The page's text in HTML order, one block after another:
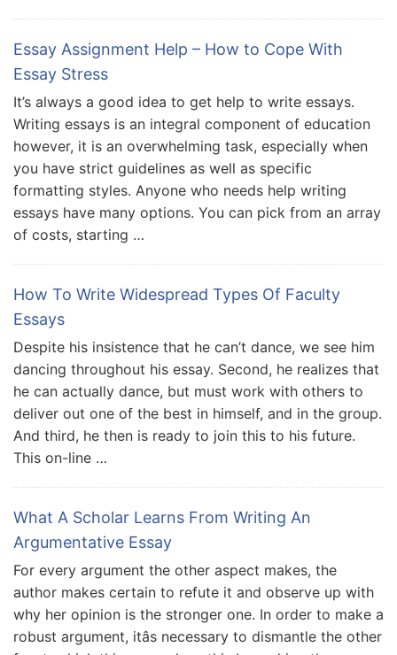
Essay Assignment Help – How to Cope With
Essay Stress
It’s always a good idea to get help to write essays.
Writing essays is an integral component of education
however, it is an overwhelming task, especially when
you have strict guidelines as well as specific
formatting styles. Anyone who needs help writing
essays have many options. You can pick from an array
of costs, starting …
How To Write Widespread Types Of Faculty
Essays
Despite his insistence that he can’t dance, we see him
dancing throughout his essay. Second, he realizes that
he can actually dance, but must work with others to
deliver out one of the best in himself, and in the group.
And third, he then is ready to join this to his future.
This on-line …
What A Scholar Learns From Writing An
Argumentative Essay
For every argument the other aspect makes, the
author makes certain to refute it and observe up with
why her opinion is the stronger one. In order to make a
robust argument, itâs necessary to dismantle the other